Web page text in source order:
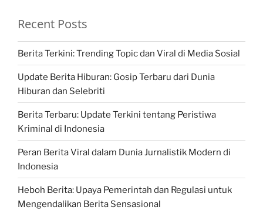
Recent Posts
Berita Terkini: Trending Topic dan Viral di Media Sosial
Update Berita Hiburan: Gosip Terbaru dari Dunia
Hiburan dan Selebriti
Berita Terbaru: Update Terkini tentang Peristiwa
Kriminal di Indonesia
Peran Berita Viral dalam Dunia Jurnalistik Modern di
Indonesia
Heboh Berita: Upaya Pemerintah dan Regulasi untuk
Mengendalikan Berita Sensasional